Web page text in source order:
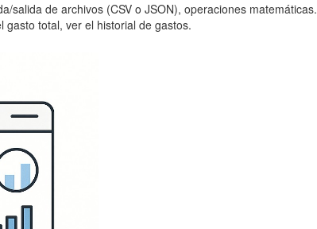
salida de archivos (CSV o JSON), operaciones matemáticas.
total, ver el historial de gastos.